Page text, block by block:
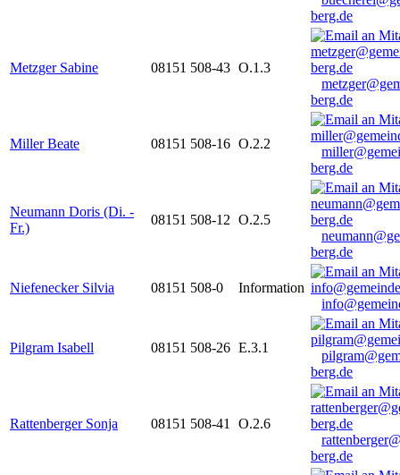
berg.de
Metzger Sabine 08151 508-43 O.1.3
berg.de
Miller Beate 08151 508-16 O.2.2
berg.de
Neumann Doris (Di. -
Fr.)
08151 508-12 O.2.5
berg.de
Niefenecker Silvia 08151 508-0
Information
Pilgram Isabell 08151 508-26 E.3.1
berg.de
Rattenberger Sonja 08151 508-41
O.2.6
berg.de